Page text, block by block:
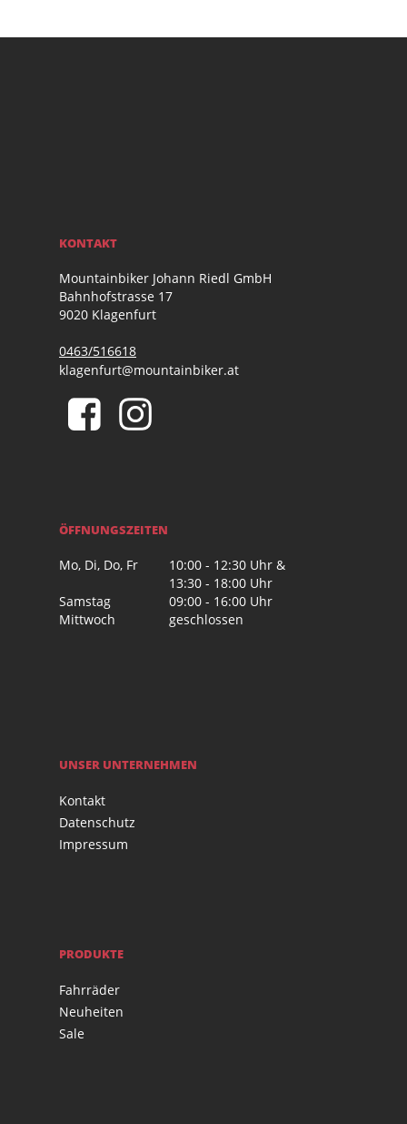
KONTAKT
Mountainbiker Johann Riedl GmbH
Bahnhofstrasse 17
9020 Klagenfurt
0463/516618
klagenfurt@mountainbiker.at
ÖFFNUNGSZEITEN
Mo, Di, Do, Fr
10:00 - 12:30 Uhr &
13:30 - 18:00 Uhr
Samstag
09:00 - 16:00 Uhr
Mittwoch
geschlossen
UNSER UNTERNEHMEN
Kontakt
Datenschutz
Impressum
PRODUKTE
Fahrräder
Neuheiten
Sale